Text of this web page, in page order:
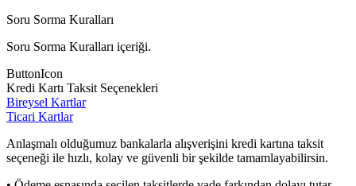
Soru Sorma Kuralları
Soru Sorma Kuralları içeriği.
ButtonIcon
Kredi Kartı Taksit Seçenekleri
Bireysel Kartlar
Ticari Kartlar
Anlaşmalı olduğumuz bankalarla alışverişini kredi kartına taksit
seçeneği ile hızlı, kolay ve güvenli bir şekilde tamamlayabilirsin.